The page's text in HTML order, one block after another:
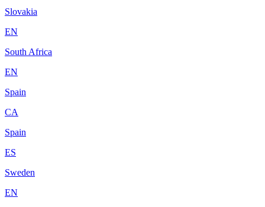
Slovakia
EN
South Africa
EN
Spain
CA
Spain
ES
Sweden
EN